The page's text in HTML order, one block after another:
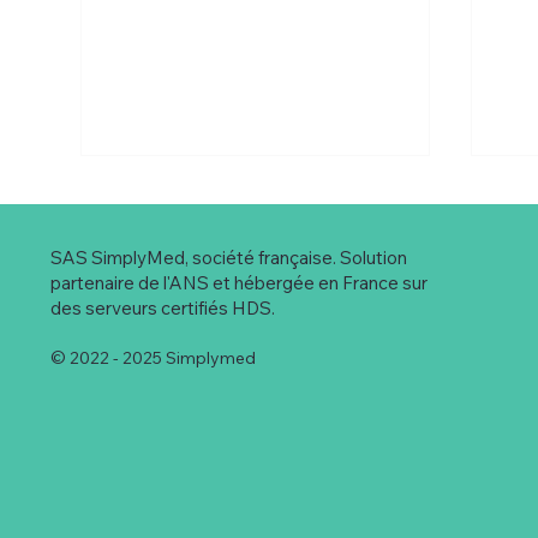
SAS SimplyMed, société française. Solution
partenaire de l'ANS et hébergée en France sur
des serveurs certifiés HDS.
© 2022 - 2025 Simplymed